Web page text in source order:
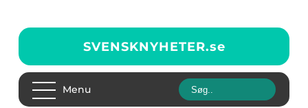
SVENSKNYHETER.se
Menu